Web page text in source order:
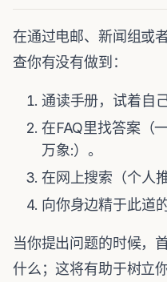
在通过电邮、新闻组或
查你有没有做到：
通读手册，试着自
在FAQ里找答案（
万象:）。
在网上搜索（个人
向你身边精于此道
当你提出问题的时候，
什么；这将有助于树立